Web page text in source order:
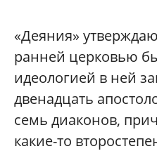
«Деяния»
ранней церковью
идеологией в ней
двенадцать
семь диаконов,
какие-то